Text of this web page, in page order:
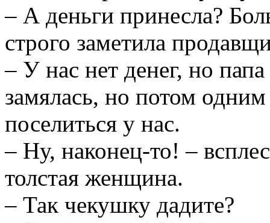
– А деньги принесла?
строго заметила
– У нас нет денег, но
замялась, но потом
поселиться у нас.
– Ну, наконец-то! –
толстая женщина.
– Так чекушку дадите?